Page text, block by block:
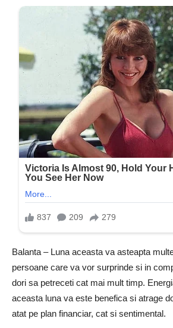
Balanta – Luna aceasta va asteapta
persoane care va vor surprinde si in
dori sa petreceti cat mai mult timp.
aceasta luna va este benefica si atrage
atat pe plan financiar, cat si sentimental.